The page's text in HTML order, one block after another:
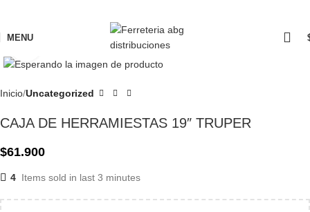
MENU
Inicio Uncategorized
CAJA DE HERRAMIESTAS 19″ TRUPER
$61.900
4 Items sold in last 3 minutes